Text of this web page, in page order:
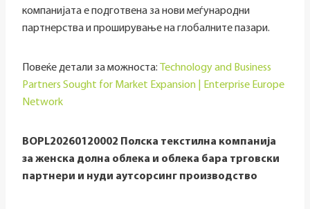
компанијата е подготвена за нови меѓународни
партнерства и проширување на глобалните пазари.
Повеќе детали за можноста:
Technology and Business
Partners Sought for Market Expansion | Enterprise Europe
Network
BOPL20260120002 Полска текстилна компанија
за женска долна облека и облека бара трговски
партнери и нуди аутсорсинг производство